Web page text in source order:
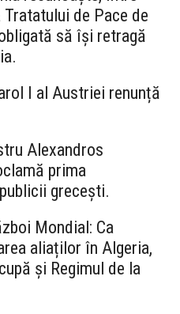
de Pace de
să își retragă
I al Austriei renunță
Alexandros
prima
grecești.
Mondial: Ca
aliaților în Algeria,
și Regimul de la